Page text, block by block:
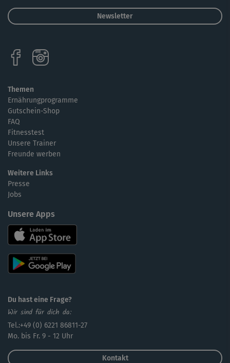
Newsletter
Themen
Ernährungprogramme
Gutschein-Shop
FAQ
Fitnesstest
Unsere Trainer
Freunde werben
Weitere Links
Presse
Jobs
Unsere Apps
Du hast eine Frage?
Wir sind für dich da:
Tel.:+49 (0) 6221 86811-27
Mo. bis Fr. 9 - 12 Uhr
Kontakt